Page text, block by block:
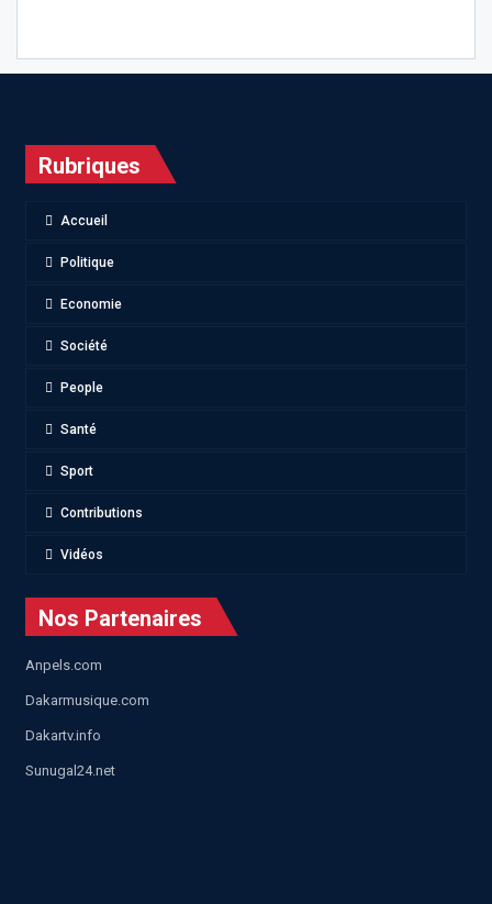
Rubriques
Accueil
Politique
Economie
Société
People
Santé
Sport
Contributions
Vidéos
Nos Partenaires
Anpels.com
Dakarmusique.com
Dakartv.info
Sunugal24.net